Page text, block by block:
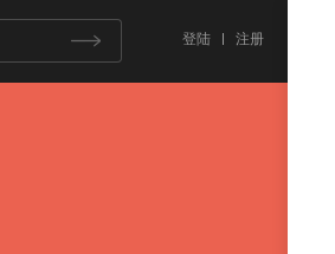
登陆 注册